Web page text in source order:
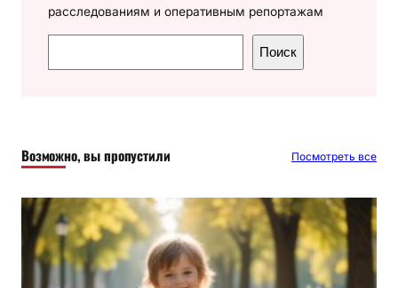
расследованиям и оперативным репортажам
о
Поиск
Возможно, вы пропустили Посмотреть все